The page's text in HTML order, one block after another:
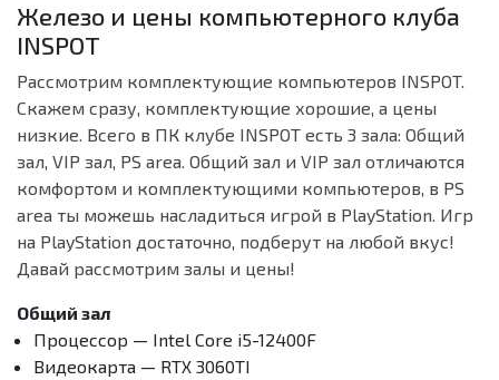
Железо и цены компьютерного клуба
INSPOT
Рассмотрим комплектующие компьютеров INSPOT.
Скажем сразу, комплектующие хорошие, а цены
низкие. Всего в ПК клубе INSPOT есть 3 зала: Общий
зал, VIP зал, PS area. Общий зал и VIP зал отличаются
комфортом и комплектующими компьютеров, в PS
area ты можешь насладиться игрой в PlayStation. Игр
на PlayStation достаточно, подберут на любой вкус!
Давай рассмотрим залы и цены!
Общий зал
Процессор — Intel Core i5-12400F
Видеокарта — RTX 3060TI